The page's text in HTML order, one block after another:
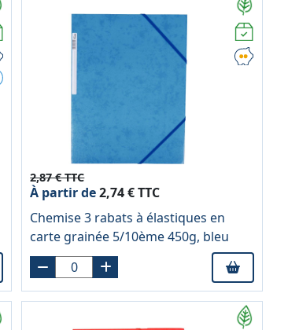
2,87 € TTC
À partir de2,74 € TTC
Chemise 3 rabats à élastiques en
carte grainée 5/10ème 450g, bleu